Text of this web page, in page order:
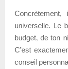
Concrètement,
universelle. Le
budget, de ton
C’est
conseil